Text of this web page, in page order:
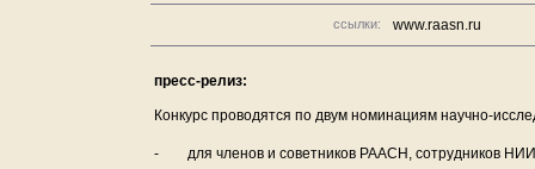
ссылки: www.raasn.ru
пресс-релиз:
Конкурс проводятся по двум номинациям научно-
- для членов и советников РААСН, сотрудников